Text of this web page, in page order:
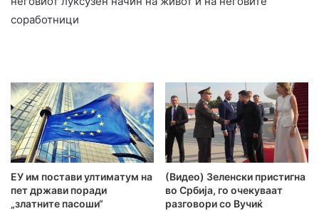
соработници
ЕУ им постави ултиматум на
пет држави поради
„златните пасоши“
(Видео) Зеленски пристигна
во Србија, го очекуваат
разговори со Вучиќ